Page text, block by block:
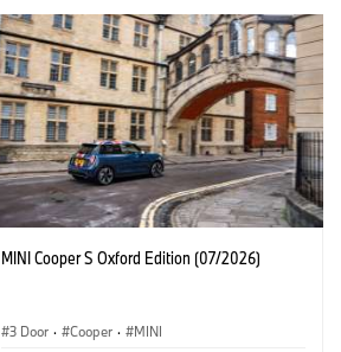
MINI Cooper S Oxford Edition (07/2026)
3 Door · Cooper · MINI